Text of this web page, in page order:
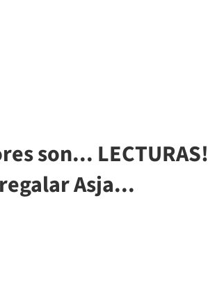
son... LECTURAS!
Asja...